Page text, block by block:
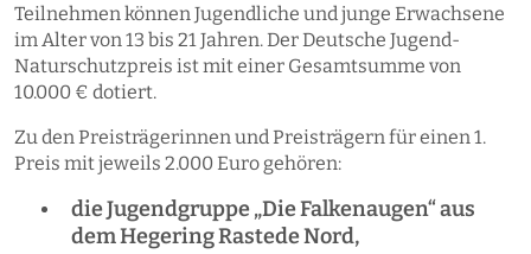
Teilnehmen können Jugendliche und junge Erwachsene
im Alter von 13 bis 21 Jahren. Der Deutsche Jugend-
Naturschutzpreis ist mit einer Gesamtsumme von
10.000 € dotiert.
Zu den Preisträgerinnen und Preisträgern für einen 1.
Preis mit jeweils 2.000 Euro gehören:
die Jugendgruppe „Die Falkenaugen“ aus
dem Hegering Rastede Nord,